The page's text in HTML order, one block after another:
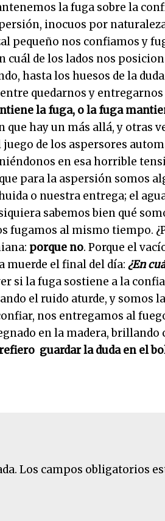
la fuga sobre la
inocuos por naturaleza
pequeño nos confiamos y
cuál de los lados nos
hasta los huesos de la
quedarnos y
la fuga, o la fuga
hay un más allá, y otras
de los aspersores
en esa horrible
para la aspersión somos
o nuestra entrega; el
sabemos bien qué
fugamos al mismo tiempo.
porque no. Porque el
muerde el final del día: ¿En
si la fuga sostiene a la
el ruido aturde, y somos
nos entregamos al
en la madera, brillando
guardar la duda en el
Los campos obligatorios